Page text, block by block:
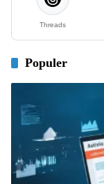
Threads
Populer